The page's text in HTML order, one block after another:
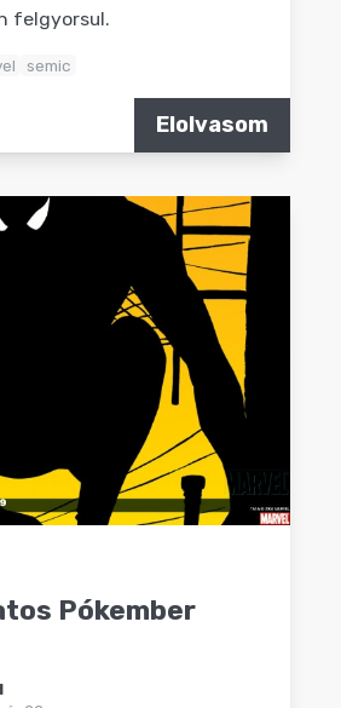
felgyorsul.
semic
Elolvasom
Pókember